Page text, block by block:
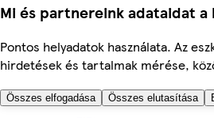
Mi és partnereink adataidat a
Pontos helyadatok használata. Az
hirdetések és tartalmak mérése,
Összes elfogadása Összes elutasítása